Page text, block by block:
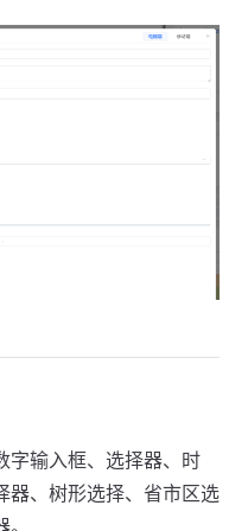
字输入框、选择器、时
器、树形选择、省市区选